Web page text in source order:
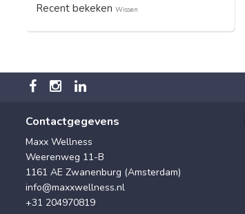
Recent bekeken Wissen
Contactgegevens
Maxx Wellness
Weerenweg 11-B
1161 AE Zwanenburg (Amsterdam)
info@maxxwellness.nl
+31 204970819